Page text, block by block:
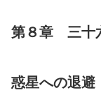
第８章 三十
惑星への退避